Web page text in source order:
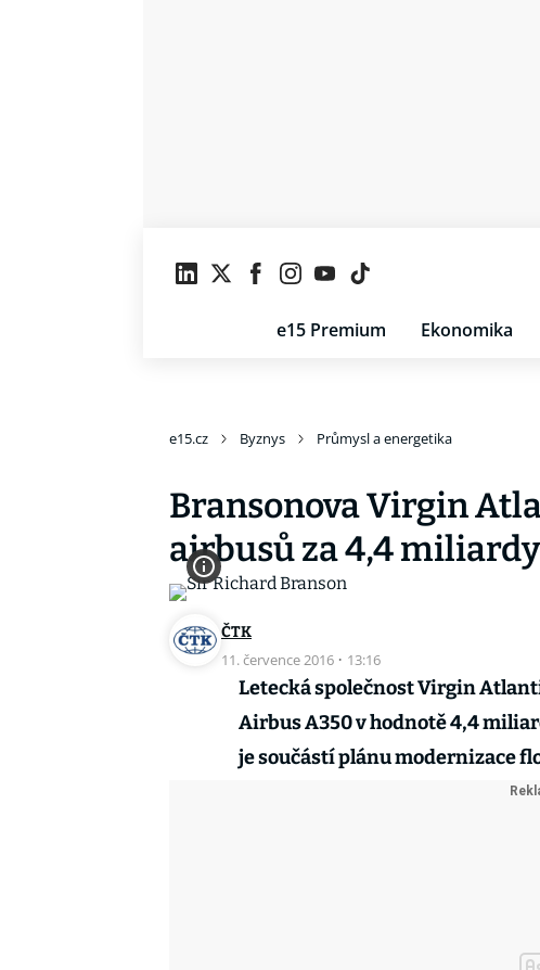
e15 Premium Ekonomika
e15.cz Byznys Průmysl a energetika
Bransonova Virgin
airbusů za 4,4 miliardy
ČTK
11. července 2016 · 13:16
Letecká společnost Virgin
Airbus A350 v hodnotě 4,4
je součástí plánu modernizace